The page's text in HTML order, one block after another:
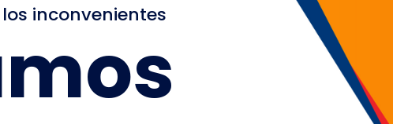
inconvenientes